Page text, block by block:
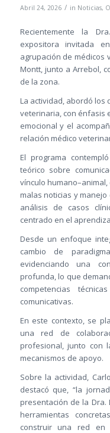
Abril 24, 2026 / in Noticias,
Recientemente la
expositora invitada
agrupación de médicos
Montt, junto a Arrebol,
de la zona.
La actividad, abordó los
veterinaria, con énfasis
emocional y el
relación médico
El programa
teórico sobre
vínculo
malas noticias y
análisis de casos
centrado en el
Desde un enfoque
cambio de
evidenciando una
profunda, lo que
competencias
comunicativas.
En este contexto, se
una red de
profesional, junto con
mecanismos de apoyo.
Sobre la actividad,
destacó que, “la
presentación de la
herramientas
construir una red